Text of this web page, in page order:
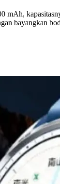
mAh,
bayangkan